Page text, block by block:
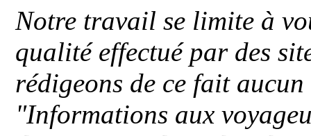
Notre travail se limite à
qualité effectué par des
rédigeons de ce fait
"Informations aux